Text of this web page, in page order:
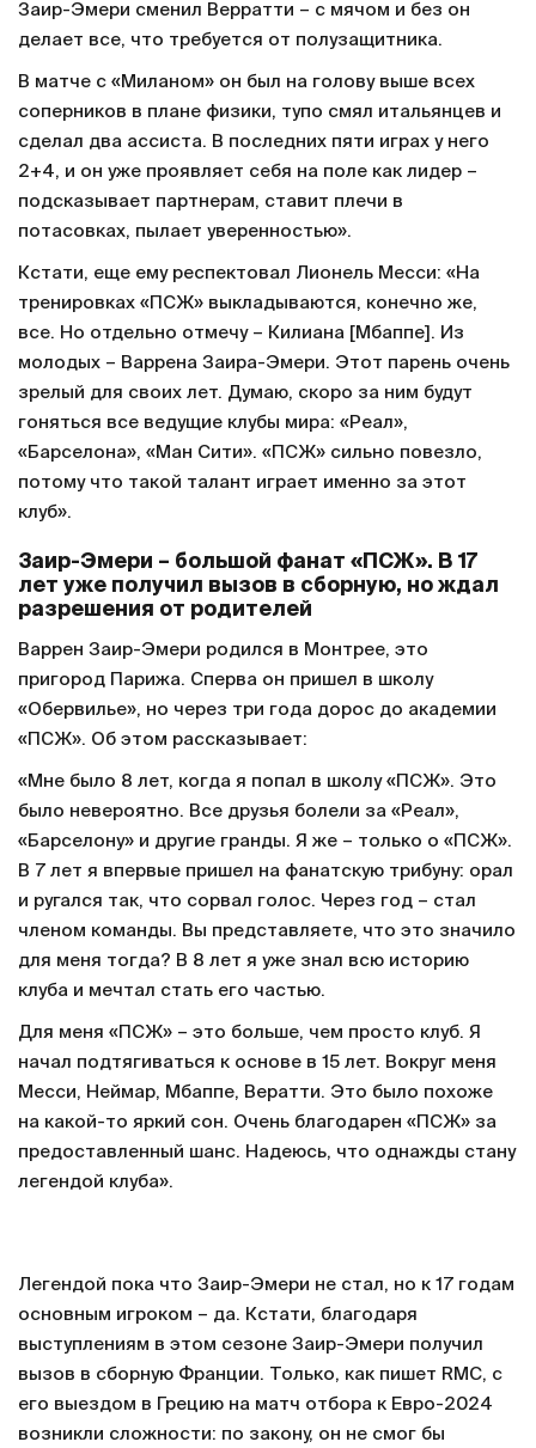
Заир-Эмери сменил Верратти – с мячом и без он
делает все, что требуется от полузащитника.
В матче с «Миланом» он был на голову выше всех
соперников в плане физики, тупо смял итальянцев и
сделал два ассиста. В последних пяти играх у него
2+4, и он уже проявляет себя на поле как лидер –
подсказывает партнерам, ставит плечи в
потасовках, пылает уверенностью».
Кстати, еще ему респектовал Лионель Месси: «На
тренировках «ПСЖ» выкладываются, конечно же,
все. Но отдельно отмечу – Килиана [Мбаппе]. Из
молодых – Варрена Заира-Эмери. Этот парень очень
зрелый для своих лет. Думаю, скоро за ним будут
гоняться все ведущие клубы мира: «Реал»,
«Барселона», «Ман Сити». «ПСЖ» сильно повезло,
потому что такой талант играет именно за этот
клуб».
Заир-Эмери – большой фанат «ПСЖ». В 17
лет уже получил вызов в сборную, но ждал
разрешения от родителей
Варрен Заир-Эмери родился в Монтрее, это
пригород Парижа. Сперва он пришел в школу
«Обервилье», но через три года дорос до академии
«ПСЖ». Об этом рассказывает:
«Мне было 8 лет, когда я попал в школу «ПСЖ». Это
было невероятно. Все друзья болели за «Реал»,
«Барселону» и другие гранды. Я же – только о «ПСЖ».
В 7 лет я впервые пришел на фанатскую трибуну: орал
и ругался так, что сорвал голос. Через год – стал
членом команды. Вы представляете, что это значило
для меня тогда? В 8 лет я уже знал всю историю
клуба и мечтал стать его частью.
Для меня «ПСЖ» – это больше, чем просто клуб. Я
начал подтягиваться к основе в 15 лет. Вокруг меня
Месси, Неймар, Мбаппе, Вератти. Это было похоже
на какой-то яркий сон. Очень благодарен «ПСЖ» за
предоставленный шанс. Надеюсь, что однажды стану
легендой клуба».
Легендой пока что Заир-Эмери не стал, но к 17 годам
основным игроком – да. Кстати, благодаря
выступлениям в этом сезоне Заир-Эмери получил
вызов в сборную Франции. Только, как пишет RMC, с
его выездом в Грецию на матч отбора к Евро-2024
возникли сложности: по закону, он не смог бы